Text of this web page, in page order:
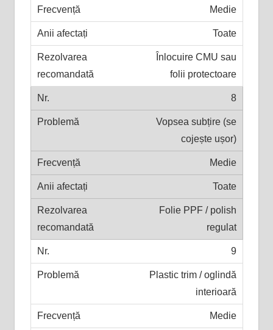
Medie
Toate
Înlocuire CMU sau
folii protectoare
8
Vopsea subțire (se
cojește ușor)
Medie
Toate
Folie PPF / polish
regulat
9
Plastic trim / oglindă
interioară
Medie